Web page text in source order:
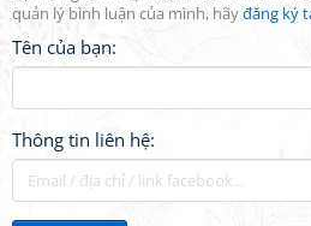
quản lý bình luận của mình, hãyđăng ký
Tên của bạn:
Thông tin liên hệ: